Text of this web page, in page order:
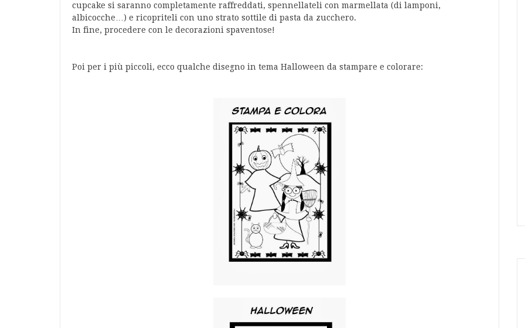
cupcake si saranno completamente raffreddati, spennellateli con marmellata (di lamponi,
albicocche…) e ricopriteli con uno strato sottile di pasta da zucchero.
In fine, procedere con le decorazioni spaventose!
Poi per i più piccoli, ecco qualche disegno in tema Halloween da stampare e colorare: